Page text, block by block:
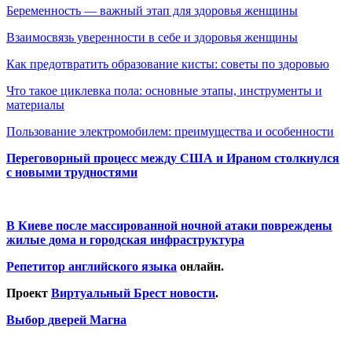
Беременность — важный этап для здоровья женщины
Взаимосвязь уверенности в себе и здоровья женщины
Как предотвратить образование кисты: советы по здоровью
Что такое циклевка пола: основные этапы, инструменты и
материалы
Пользование электромобилем: преимущества и особенности
Переговорный процесс между США и Ираном столкнулся
с новыми трудностями
В Киеве после массированной ночной атаки повреждены
жилые дома и городская инфраструктура
Репетитор английского языка онлайн.
Проект Виртуальный Брест новости.
Выбор дверей Магна